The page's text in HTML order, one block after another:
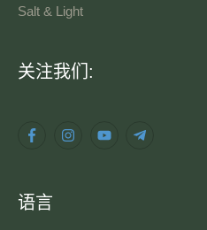
Salt & Light
关注我们:
语言
语